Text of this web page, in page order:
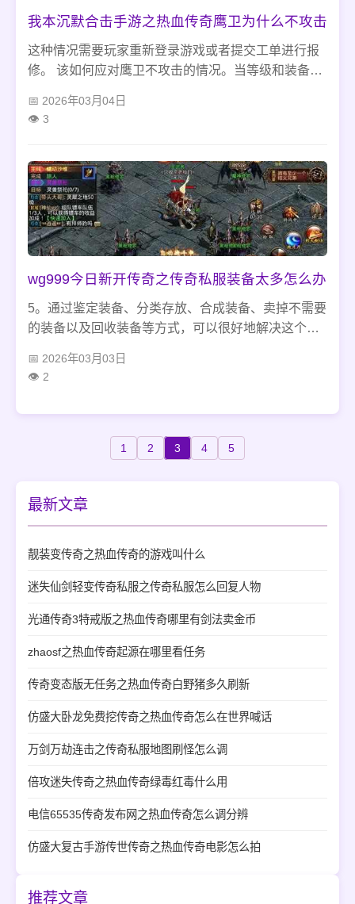
我本沉默合击手游之热血传奇鹰卫为什么不攻击
这种情况需要玩家重新登录游戏或者提交工单进行报
修。 该如何应对鹰卫不攻击的情况。当等级和装备提
2026年03月04日
3
wg999今日新开传奇之传奇私服装备太多怎么办
5。通过鉴定装备、分类存放、合成装备、卖掉不需要
的装备以及回收装备等方式，可以很好地解决这个问
2026年03月03日
2
1 2 3 4 5
最新文章
靓装变传奇之热血传奇的游戏叫什么
迷失仙剑轻变传奇私服之传奇私服怎么回复人物
光通传奇3特戒版之热血传奇哪里有剑法卖金币
zhaosf之热血传奇起源在哪里看任务
传奇变态版无任务之热血传奇白野猪多久刷新
仿盛大卧龙免费挖传奇之热血传奇怎么在世界喊话
万剑万劫连击之传奇私服地图刷怪怎么调
倍攻迷失传奇之热血传奇绿毒红毒什么用
电信65535传奇发布网之热血传奇怎么调分辨
仿盛大复古手游传世传奇之热血传奇电影怎么拍
推荐文章